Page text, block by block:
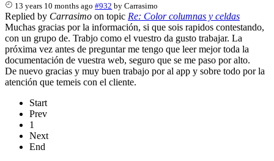
13 years 10 months ago #932 byCarrasimo
Replied by Carrasimo on topic Re: Color columnas y celdas
Muchas gracias por la información, si que sois rapidos contestando,
con un grupo de. Trabjo como el vuestro da gusto trabajar. La
próxima vez antes de preguntar me tengo que leer mejor toda la
documentación de vuestra web, seguro que se me paso por alto.
De nuevo gracias y muy buen trabajo por al app y sobre todo por la
atención que temeis con el cliente.
Start
Prev
1
Next
End